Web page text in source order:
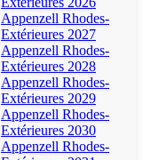
Appenzell Rhodes-
Extérieures 2027
Appenzell Rhodes-
Extérieures 2028
Appenzell Rhodes-
Extérieures 2029
Appenzell Rhodes-
Extérieures 2030
Appenzell Rhodes-